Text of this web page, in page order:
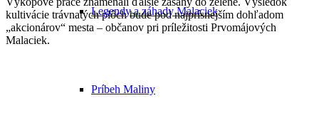
Legendy a záhady Malaciek
Príbeh Maliny
kultivácie trávnatých plôch bude pod najprísnejším dohľadom
„akcionárov“ mesta – občanov pri príležitosti Prvomájových
Malaciek.